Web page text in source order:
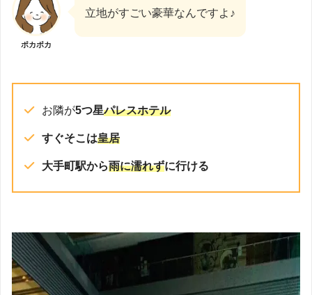
ポカポカ
立地がすごい豪華なんですよ♪
お隣が5つ星パレスホテル
すぐそこは皇居
大手町駅から雨に濡れずに行ける